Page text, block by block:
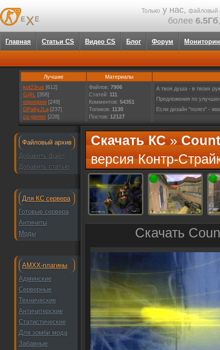
Только у нас, файловый
более 6.5Гб
Главная Статьи CS Видео CS Блог Форум
Лучшие
kot23rus [612]
G@L
[358]
oopoopoo[249]
DPaKyJLa[237]
cs-gemer[228]
Материалы
Файлов: 7906
Статей: 111
Комментов: 54351
Топиков: 1130
Постов: 12127
А твоя душа - в твоих
Предложения по
Если дизайн "полез" -
Файловый архив
Добавить файл
Добавить статью
Для КС сервера
Готовые сервера
Античиты
Моды
AMXX-плагины
Админские
Серверные
Технические
Античитерские
Статистические
Для зомби мода
Забавные
Скачать КС »
версия Контр-
Скачать